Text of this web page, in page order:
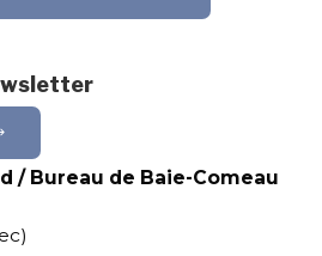
/ Bureau de Baie-Comeau